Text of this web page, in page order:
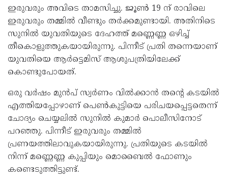
ഇരുവരും അവിടെ താമസിച്ചു. ജൂണ്‍ 19 ന് രാവിലെ
ഇരുവരും തമ്മില്‍ വീണ്ടും തര്‍ക്കമുണ്ടായി. അതിനിടെ
സുനില്‍ യുവതിയുടെ ദേഹത്ത് മണ്ണെണ്ണ ഒഴിച്ച്
തീകൊളുത്തുകയായിരുന്നു. പിന്നീട് പ്രതി തന്നെയാണ്
യുവതിയെ ആര്‍ട്ടെമിസ് ആശുപത്രിയിലേക്ക്
കൊണ്ടുപോയത്.
ഒരു വര്‍ഷം മുന്‍പ് സ്വര്‍ണം വില്‍ക്കാന്‍ തന്റെ കടയില്‍
എത്തിയപ്പോഴാണ് പെണ്‍കുട്ടിയെ പരിചയപ്പെട്ടതെന്ന്
ചോദ്യം ചെയ്യലില്‍ സുനില്‍ കുമാര്‍ പൊലീസിനോട്
പറഞ്ഞു. പിന്നീട് ഇരുവരും തമ്മില്‍
പ്രണയത്തിലാവുകയായിരുന്നു. പ്രതിയുടെ കടയില്‍
നിന്ന് മണ്ണെണ്ണ കുപ്പിയും മൊബൈല്‍ ഫോണും
കണ്ടെടുത്തിട്ടുണ്ട്.